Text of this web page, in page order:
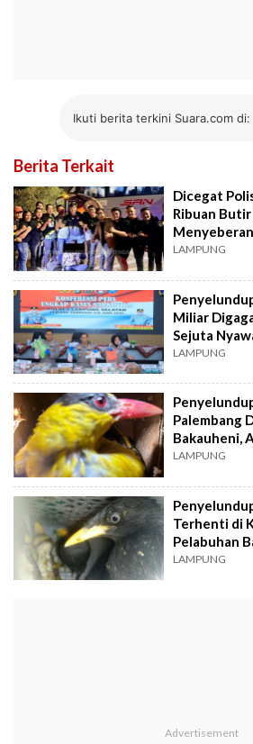
Ikuti berita terkini Suara.com di:
Berita Terkait
Dicegat
Ribuan
LAMPUNG
Miliar
Sejuta
LAMPUNG
Palembang
Bakauheni,
LAMPUNG
Terhenti di
Pelabuhan
LAMPUNG